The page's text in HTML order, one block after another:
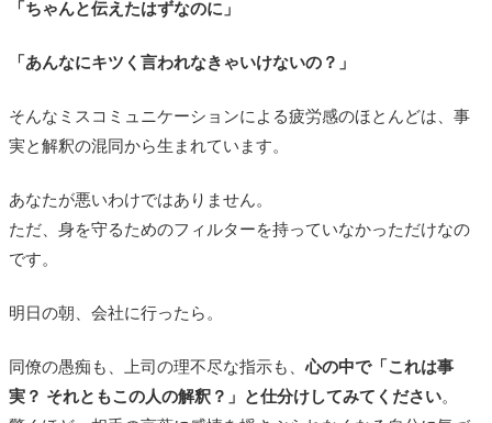
「ちゃんと伝えたはずなのに」
「あんなにキツく言われなきゃいけないの？」
そんなミスコミュニケーションによる疲労感のほとんどは、事
実と解釈の混同から生まれています。
あなたが悪いわけではありません。
ただ、身を守るためのフィルターを持っていなかっただけなの
です。
明日の朝、会社に行ったら。
同僚の愚痴も、上司の理不尽な指示も、心の中で「これは事
実？ それともこの人の解釈？」と仕分けしてみてください。